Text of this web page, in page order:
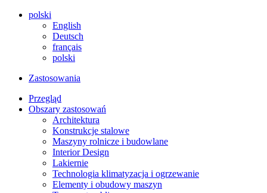
polski
English
Deutsch
français
polski
Zastosowania
Przegląd
Obszary zastosowań
Architektura
Konstrukcje stalowe
Maszyny rolnicze i budowlane
Interior Design
Lakiernie
Technologia klimatyzacja i ogrzewanie
Elementy i obudowy maszyn